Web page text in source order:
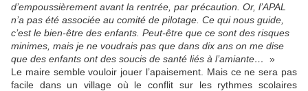
d’empoussièrement avant la rentrée, par précaution. Or, l’APAL
n’a pas été associée au comité de pilotage. Ce qui nous guide,
c’est le bien-être des enfants. Peut-être que ce sont des risques
minimes, mais je ne voudrais pas que dans dix ans on me dise
que des enfants ont des soucis de santé liés à l’amiante… »
Le maire semble vouloir jouer l’apaisement. Mais ce ne sera pas
facile dans un village où le conflit sur les rythmes scolaires